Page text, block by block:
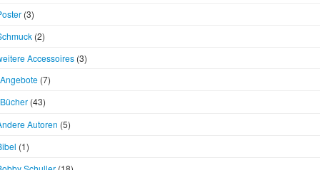
(3)
(2)
Accessoires (3)
Angebote (7)
Bücher (43)
Autoren (5)
(1)